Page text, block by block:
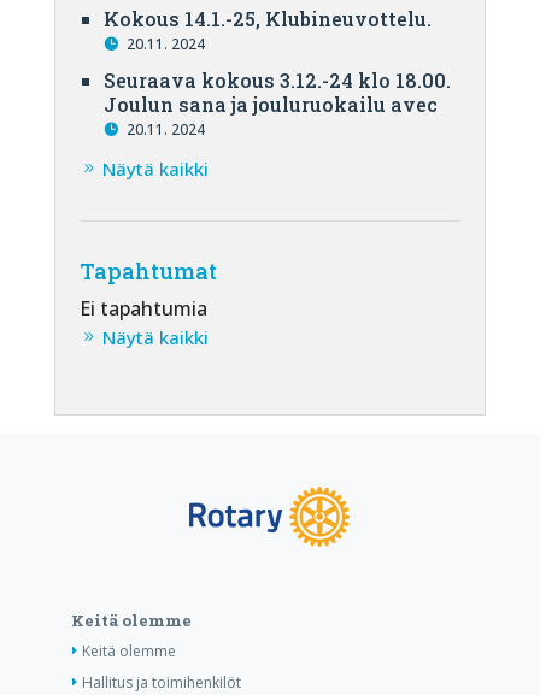
Kokous 14.1.-25, Klubineuvottelu.
20.11. 2024
Seuraava kokous 3.12.-24 klo 18.00.
Joulun sana ja jouluruokailu avec
20.11. 2024
Näytä kaikki
Tapahtumat
Ei tapahtumia
Näytä kaikki
Keitä olemme
Keitä olemme
Hallitus ja toimihenkilöt